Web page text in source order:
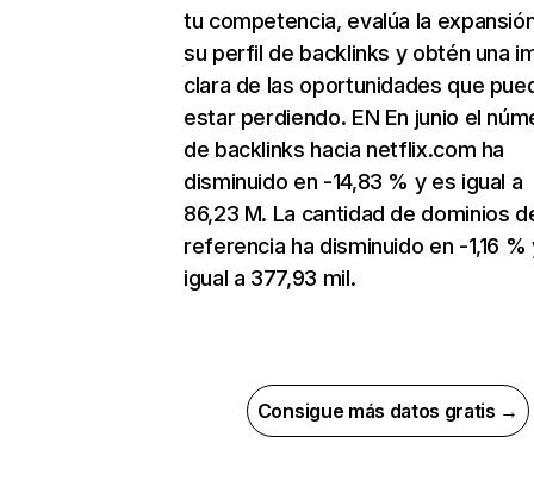
tu competencia, evalúa la
su perfil de backlinks y obtén una
clara de las oportunidades que
estar perdiendo. EN En junio el
de backlinks hacia netflix.com ha
disminuido en -14,83 % y es igual a
86,23 M. La cantidad de dominios
referencia ha disminuido en -1,16 %
igual a 377,93 mil.
Consigue más datos gratis →